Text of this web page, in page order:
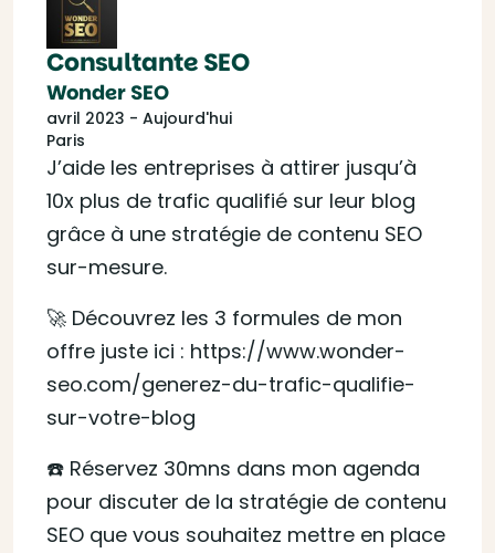
Consultante SEO
Wonder SEO
avril 2023 - Aujourd'hui
Paris
J’aide les entreprises à attirer jusqu’à
10x plus de trafic qualifié sur leur blog
grâce à une stratégie de contenu SEO
sur-mesure.
🚀 Découvrez les 3 formules de mon
offre juste ici : https://www.wonder-
seo.com/generez-du-trafic-qualifie-
sur-votre-blog
☎️ Réservez 30mns dans mon agenda
pour discuter de la stratégie de contenu
SEO que vous souhaitez mettre en place